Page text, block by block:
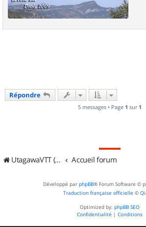
Répondre
5 messages • Page 1 sur 1
UtagawaVTT (Randos VTT et VTTAE avec traces GPS) Accueil forum
Développé par phpBB® Forum Software ©
Traduction française officielle ©
Optimized by: phpBB SEO
Confidentialité | Conditions